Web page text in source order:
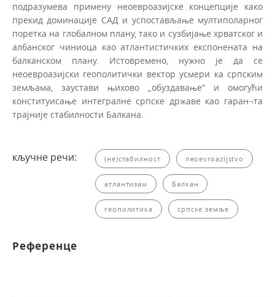
подразумева примену неоевроазијске концепције како
прекид доминације САД и успостављање мултиполарног
поретка на глобалном плану, тако и сузбијање хрватског и
албанског чиниоца као атлантистичких експонената на
балканском плану. Истовремено, нужно је да се
неоевроазијски геополитички вектор усмери ка српским
земљама, заустави њихово „обуздавање“ и омогући
конституисање интегралне српске државе као гаран¬та
трајније стабилности Балкана.
кључне речи: (не)стабилност neoevroazij­stvo
атлантизам Балкан
геополитика српске земље
Референце